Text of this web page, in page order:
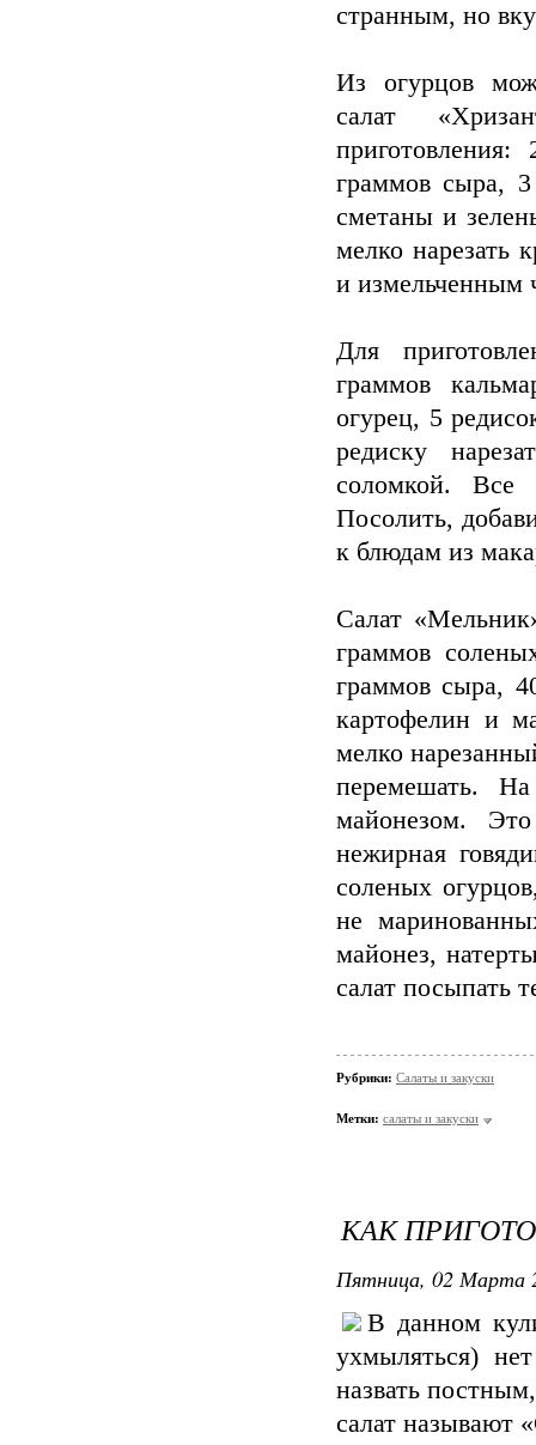
странным, но
Из огурцов
салат
граммов сыра,
сметаны и
мелко нарезать
и измельченным
Для
граммов
огурец, 5
редиску
соломкой. Все
Посолить,
к блюдам из
Салат
граммов
граммов сыра,
картофелин и
мелко
перемешать.
майонезом.
нежирная
соленых
не
майонез,
салат посыпать
Рубрики: Салаты и закуски
Метки: салаты и закуски
КАК
Пятница, 02 Марта
В данном
ухмыляться)
назвать
салат называют